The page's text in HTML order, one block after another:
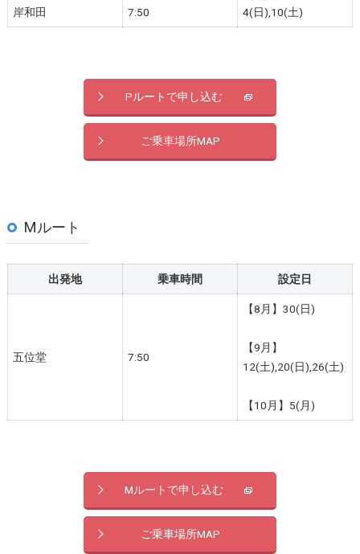
岸和田 7:50
4(日),10(土)
Pルートで申し込む
ご乗車場所MAP
Mルート
出発地 乗車時間 設定日
五位堂 7:50
【8月】30(日)
【9月】
12(土),20(日),26(土)
【10月】5(月)
Mルートで申し込む
ご乗車場所MAP